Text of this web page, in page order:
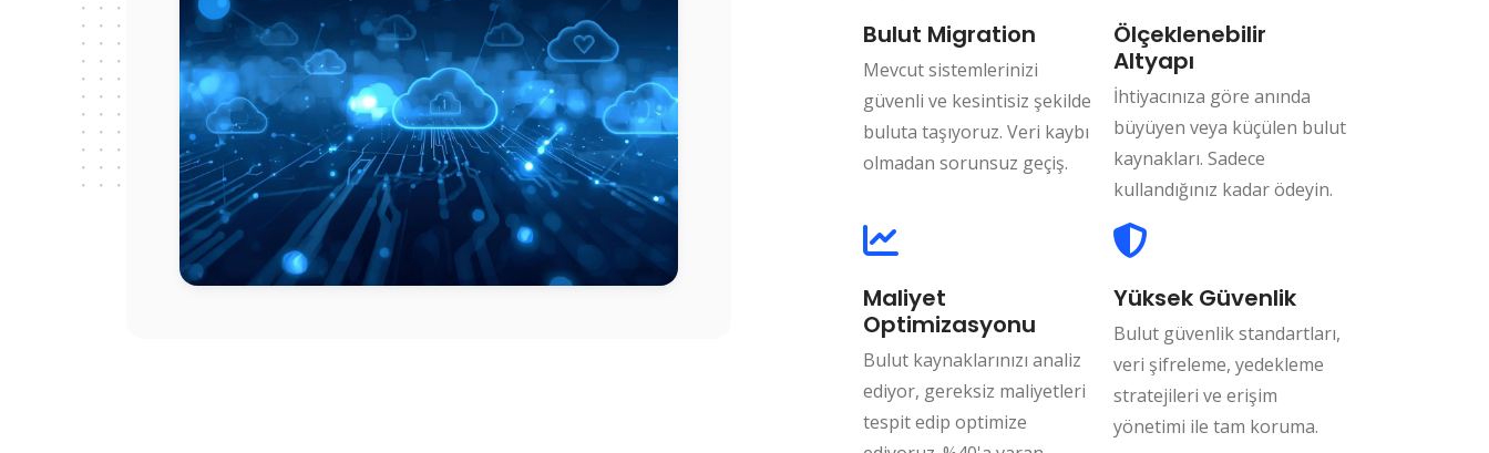
Bulut Migration
Mevcut sistemlerinizi
güvenli ve kesintisiz şekilde
buluta taşıyoruz. Veri kaybı
olmadan sorunsuz geçiş.
Ölçeklenebilir
Altyapı
İhtiyacınıza göre anında
büyüyen veya küçülen bulut
kaynakları. Sadece
kullandığınız kadar ödeyin.
Maliyet
Optimizasyonu
Bulut kaynaklarınızı analiz
ediyor, gereksiz maliyetleri
tespit edip optimize
Yüksek Güvenlik
Bulut güvenlik standartları,
veri şifreleme, yedekleme
stratejileri ve erişim
yönetimi ile tam koruma.